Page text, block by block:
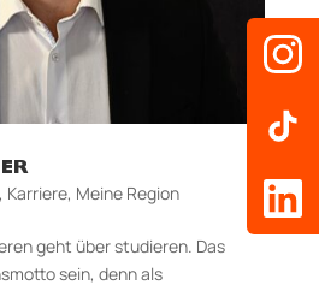
Karriere, Meine Region
geht über studieren. Das
sein, denn als